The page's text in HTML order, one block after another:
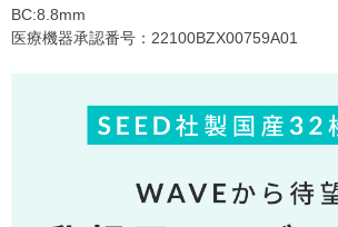
BC:8.8mm
医療機器承認番号：22100BZX00759A01